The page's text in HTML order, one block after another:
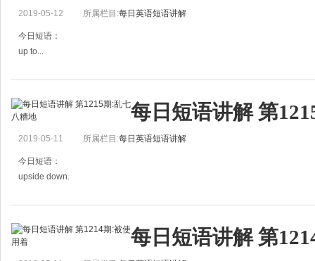
The bear is walking
2019-05-12 所属栏目:每日英语短语讲解
今日短语：
up to...
例句：
The little boy can count up to 100.
She went straight up to the door.
她一直走到门口。
每日短语讲解 第
2019-05-11 所属栏目:每日英语短语讲解
今日短语：
upside down.
例句：
The picture was hung upside down.每日短语讲解 第